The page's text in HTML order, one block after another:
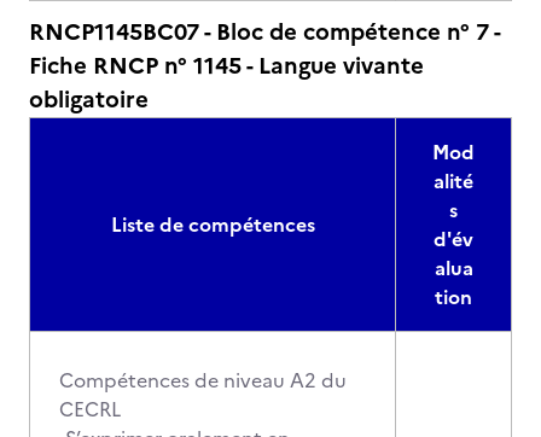
RNCP1145BC07 - Bloc de compétence n° 7 -
Fiche RNCP n° 1145 - Langue vivante
obligatoire
Liste de compétences
Mod
alité
s
d'év
alua
tion
Compétences de niveau A2 du
CECRL